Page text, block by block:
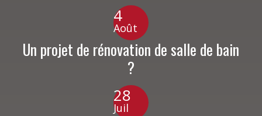
4
Août
Un projet de rénovation de salle de bain
?
28
Juil